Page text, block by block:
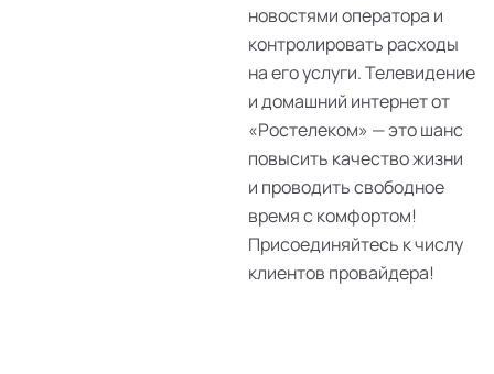
новостями оператора и
контролировать расходы
на его услуги. Телевидение
и домашний интернет от
«Ростелеком» — это шанс
повысить качество жизни
и проводить свободное
время с комфортом!
Присоединяйтесь к числу
клиентов провайдера!